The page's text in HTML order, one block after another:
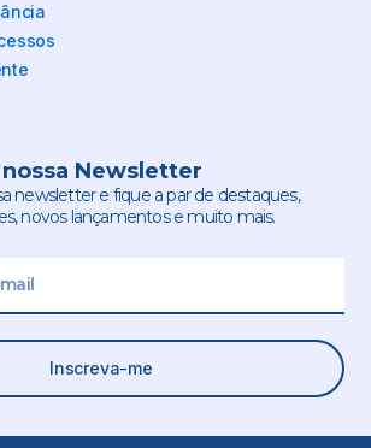
Newsletter
newsletter e fique a par de destaques,
novos lançamentos e muito mais.
Inscreva-me